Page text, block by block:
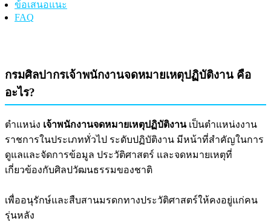
ข้อเสนอแนะ
FAQ
กรมศิลปากรเจ้าพนักงานจดหมายเหตุปฏิบัติงาน คือ
อะไร?
ตำแหน่ง เจ้าพนักงานจดหมายเหตุปฏิบัติงานเป็นตำแหน่งงาน
ราชการในประเภททั่วไป ระดับปฏิบัติงาน มีหน้าที่สำคัญในการ
ดูแลและจัดการข้อมูล ประวัติศาสตร์ และจดหมายเหตุที่
เกี่ยวข้องกับศิลปวัฒนธรรมของชาติ
เพื่ออนุรักษ์และสืบสานมรดกทางประวัติศาสตร์ให้คงอยู่แก่คน
รุ่นหลัง